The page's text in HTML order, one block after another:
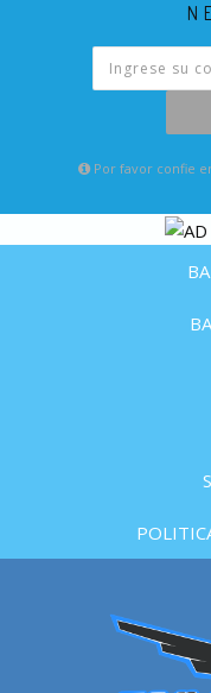
Por favor confie